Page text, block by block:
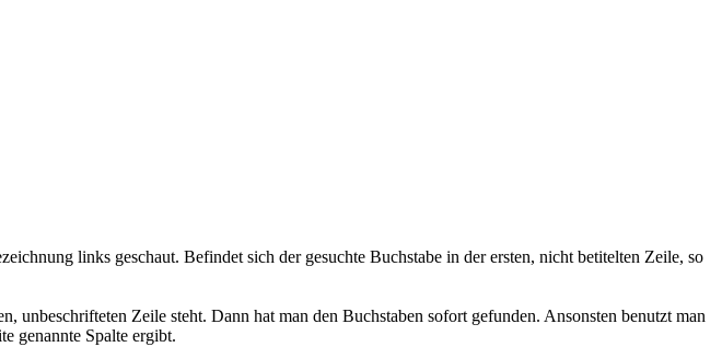
links geschaut. Befindet sich der gesuchte Buchstabe in der ersten, nicht betitelten Zeile, so
Zeile steht. Dann hat man den Buchstaben sofort gefunden. Ansonsten benutzt man
genannte Spalte ergibt.